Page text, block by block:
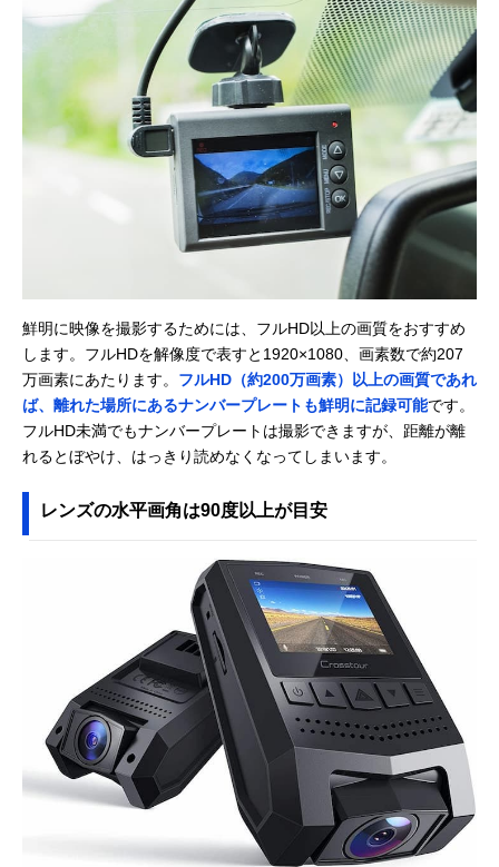
鮮明に映像を撮影するためには、フルHD以上の画質をおすすめ
します。フルHDを解像度で表すと1920×1080、画素数で約207
万画素にあたります。 フルHD（約200万画素）以上の画質であれ
ば、離れた場所にあるナンバープレートも鮮明に記録可能です。
フルHD未満でもナンバープレートは撮影できますが、距離が離
れるとぼやけ、はっきり読めなくなってしまいます。
レンズの水平画角は90度以上が目安